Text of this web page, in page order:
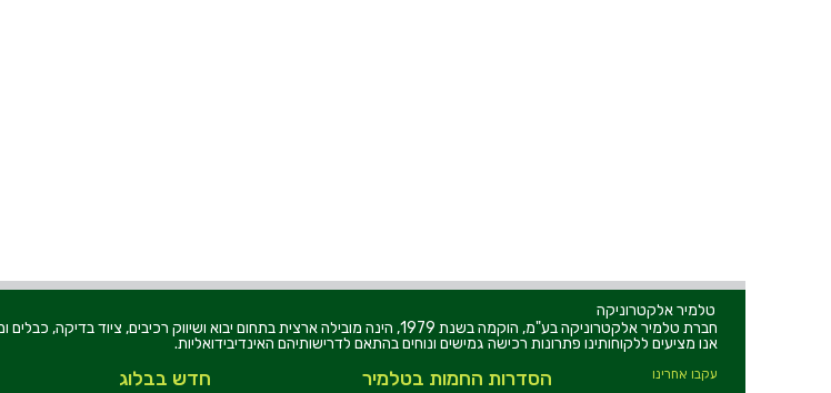
טלמיר אלקטרוניקה
חברת טלמיר אלקטרוניקה בע"מ, הוקמה בשנת 1979, הינה מובילה ארצית בתחום יבוא ושיווק
אנו מציעים ללקוחותינו פתרונות רכישה גמישים ונוחים בהתאם לדרישותיהם האינדיבידואליות.
עקבו אחרינו חדש בבלוג הסדרות החמות בטלמיר